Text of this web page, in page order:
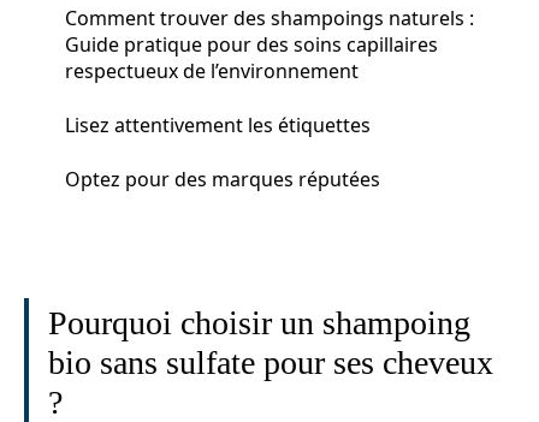
Comment trouver des shampoings naturels :
Guide pratique pour des soins capillaires
respectueux de l’environnement
Lisez attentivement les étiquettes
Optez pour des marques réputées
Pourquoi choisir un shampoing
bio sans sulfate pour ses cheveux
?